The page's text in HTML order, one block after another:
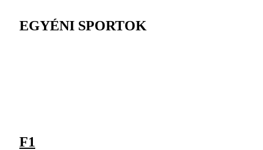
EGYÉNI SPORTOK
F1